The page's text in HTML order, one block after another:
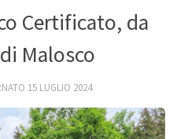
Certificato, da
Malosco
15 LUGLIO 2024